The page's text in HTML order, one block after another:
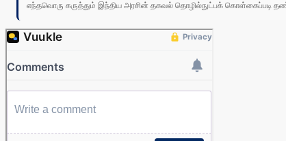
எந்தவொரு கருத்தும் இந்திய அரசின் தகவல் தொழில்நுட்பக் கொள்கைப்படி